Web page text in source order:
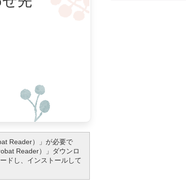
Reader）」が必要で
Reader）」ダウンロ
ドし、インストールして